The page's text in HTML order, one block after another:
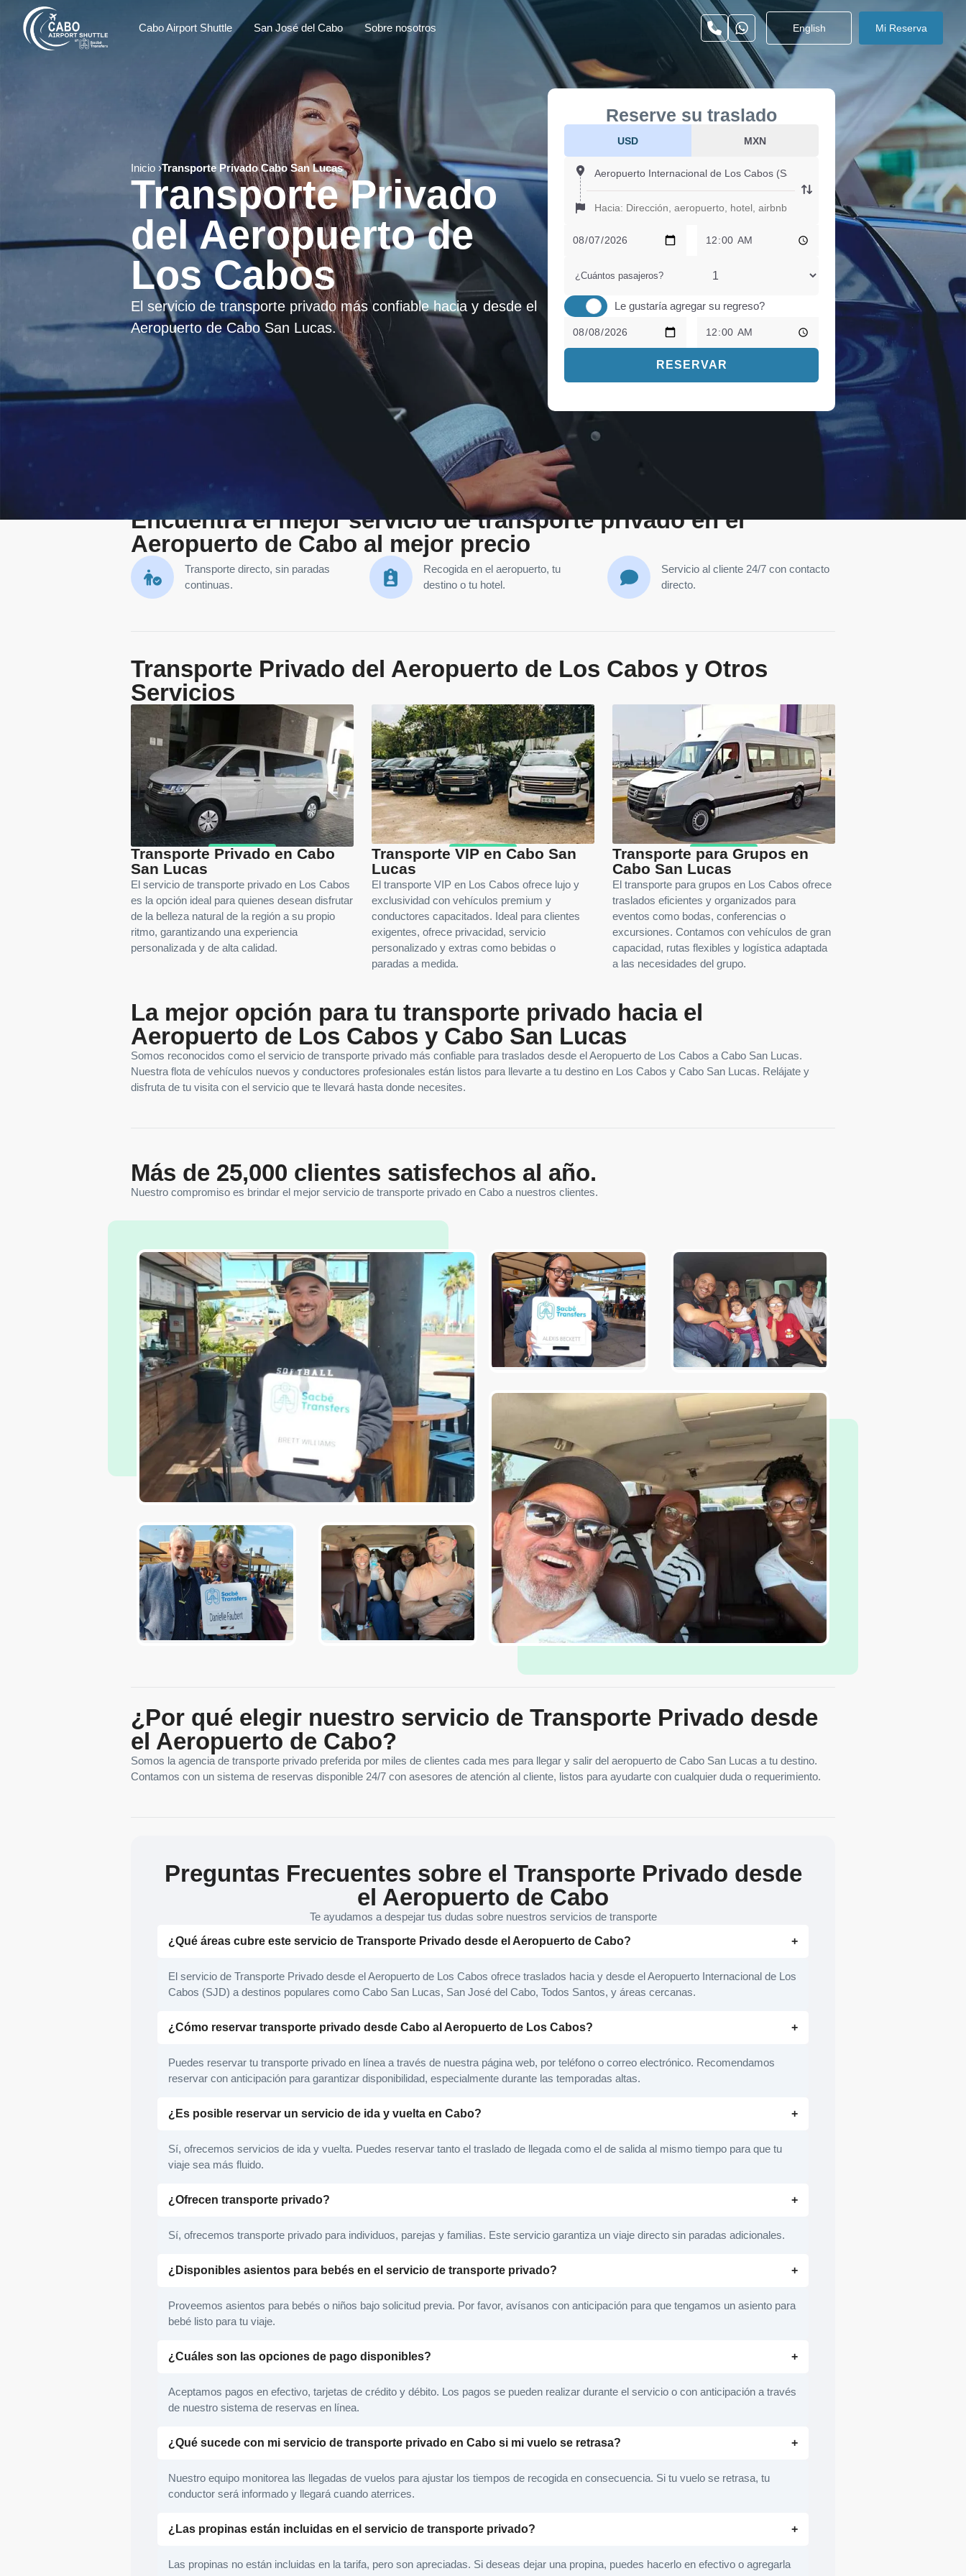
Cabo Airport Shuttle San José del Cabo Sobre nosotros English Mi Reserva
Inicio Transporte Privado Cabo San Lucas
Transporte Privado
del Aeropuerto de
Los Cabos
El servicio de transporte privado más confiable hacia y desde el
Aeropuerto de Cabo San Lucas.
Reserve su traslado
USD MXN
¿Cuántos pasajeros?
Le gustaría agregar su regreso?
RESERVAR
Encuentra el mejor servicio de transporte privado en el
Aeropuerto de Cabo al mejor precio
Transporte directo, sin paradas
continuas.
Recogida en el aeropuerto, tu
destino o tu hotel.
Servicio al cliente 24/7 con contacto
directo.
Transporte Privado del Aeropuerto de Los Cabos y Otros
Servicios
Transporte Privado en Cabo
San Lucas
El servicio de transporte privado en Los Cabos
es la opción ideal para quienes desean disfrutar
de la belleza natural de la región a su propio
ritmo, garantizando una experiencia
personalizada y de alta calidad.
Transporte VIP en Cabo San
Lucas
El transporte VIP en Los Cabos ofrece lujo y
exclusividad con vehículos premium y
conductores capacitados. Ideal para clientes
exigentes, ofrece privacidad, servicio
personalizado y extras como bebidas o
paradas a medida.
Transporte para Grupos en
Cabo San Lucas
El transporte para grupos en Los Cabos ofrece
traslados eficientes y organizados para
eventos como bodas, conferencias o
excursiones. Contamos con vehículos de gran
capacidad, rutas flexibles y logística adaptada
a las necesidades del grupo.
La mejor opción para tu transporte privado hacia el
Aeropuerto de Los Cabos y Cabo San Lucas
Somos reconocidos como el servicio de transporte privado más confiable para traslados desde el Aeropuerto de Los Cabos a Cabo San Lucas.
Nuestra flota de vehículos nuevos y conductores profesionales están listos para llevarte a tu destino en Los Cabos y Cabo San Lucas. Relájate y
disfruta de tu visita con el servicio que te llevará hasta donde necesites.
Más de 25,000 clientes satisfechos al año.
Nuestro compromiso es brindar el mejor servicio de transporte privado en Cabo a nuestros clientes.
¿Por qué elegir nuestro servicio de Transporte Privado desde
el Aeropuerto de Cabo?
Somos la agencia de transporte privado preferida por miles de clientes cada mes para llegar y salir del aeropuerto de Cabo San Lucas a tu destino.
Contamos con un sistema de reservas disponible 24/7 con asesores de atención al cliente, listos para ayudarte con cualquier duda o requerimiento.
Preguntas Frecuentes sobre el Transporte Privado desde
el Aeropuerto de Cabo
Te ayudamos a despejar tus dudas sobre nuestros servicios de transporte
¿Qué áreas cubre este servicio de Transporte Privado desde el Aeropuerto de Cabo?
El servicio de Transporte Privado desde el Aeropuerto de Los Cabos ofrece traslados hacia y desde el Aeropuerto Internacional de Los
Cabos (SJD) a destinos populares como Cabo San Lucas, San José del Cabo, Todos Santos, y áreas cercanas.
¿Cómo reservar transporte privado desde Cabo al Aeropuerto de Los Cabos?
Puedes reservar tu transporte privado en línea a través de nuestra página web, por teléfono o correo electrónico. Recomendamos
reservar con anticipación para garantizar disponibilidad, especialmente durante las temporadas altas.
¿Es posible reservar un servicio de ida y vuelta en Cabo?
Sí, ofrecemos servicios de ida y vuelta. Puedes reservar tanto el traslado de llegada como el de salida al mismo tiempo para que tu
viaje sea más fluido.
¿Ofrecen transporte privado?
Sí, ofrecemos transporte privado para individuos, parejas y familias. Este servicio garantiza un viaje directo sin paradas adicionales.
¿Disponibles asientos para bebés en el servicio de transporte privado?
Proveemos asientos para bebés o niños bajo solicitud previa. Por favor, avísanos con anticipación para que tengamos un asiento para
bebé listo para tu viaje.
¿Cuáles son las opciones de pago disponibles?
Aceptamos pagos en efectivo, tarjetas de crédito y débito. Los pagos se pueden realizar durante el servicio o con anticipación a través
de nuestro sistema de reservas en línea.
¿Qué sucede con mi servicio de transporte privado en Cabo si mi vuelo se retrasa?
Nuestro equipo monitorea las llegadas de vuelos para ajustar los tiempos de recogida en consecuencia. Si tu vuelo se retrasa, tu
conductor será informado y llegará cuando aterrices.
¿Las propinas están incluidas en el servicio de transporte privado?
Las propinas no están incluidas en la tarifa, pero son apreciadas. Si deseas dejar una propina, puedes hacerlo en efectivo o agregarla